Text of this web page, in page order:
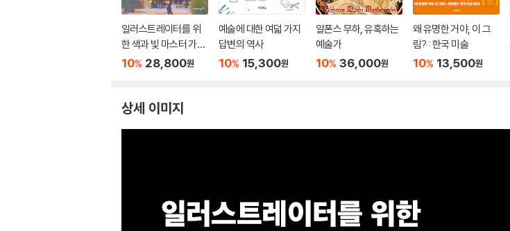
일러스트레이터를 위
한 색과 빛 마스터 가이
드북 : COLOR & LIGH
10% 28,800원
예술에 대한 여덟 가지
답변의 역사
10% 15,300원
알폰스 무하, 유혹하는
예술가
10% 36,000원
왜 유명한 거야, 이 그
림? : 한국 미술
10% 13,500원
상세 이미지